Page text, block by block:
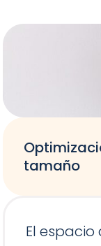
tamaño
El